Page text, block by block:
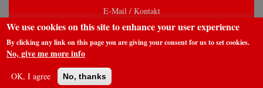
E-Mail / Kontakt
We use cookies on this site to enhance your user experience
By clicking any link on this page you are giving your consent for us to set cookies.
No, give me more info
OK, I agree No, thanks